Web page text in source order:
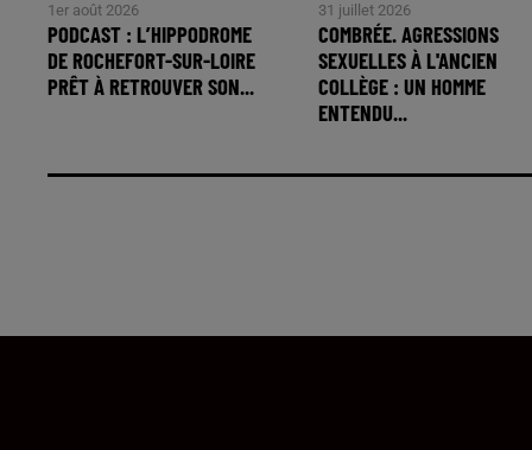
1er août 2026
PODCAST : L’HIPPODROME
DE ROCHEFORT-SUR-LOIRE
PRÊT À RETROUVER SON...
31 juillet 2026
COMBRÉE. AGRESSIONS
SEXUELLES À L'ANCIEN
COLLÈGE : UN HOMME
ENTENDU...